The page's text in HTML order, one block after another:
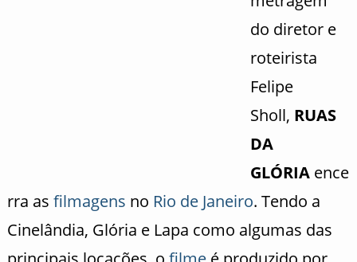
do diretor e
roteirista
Felipe
Sholl, RUAS
DA
GLÓRIAence
rra as filmagens no Rio de Janeiro. Tendo a
Cinelândia, Glória e Lapa como algumas das